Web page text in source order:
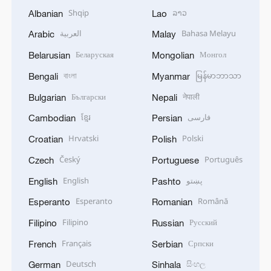
Albanian Shqip
Arabic العربية
Belarusian Беларуская
Bengali বাংলা
Bulgarian Български
Cambodian ខ្មែរ
Croatian Hrvatski
Czech Český
English English
Esperanto Esperanto
Filipino Filipino
French Français
German Deutsch
Lao ລາວ
Malay Bahasa Melayu
Mongolian Монгол
Myanmar မြန်မာဘာသာ
Nepali नेपाली
Persian فارسی
Polish Polski
Portuguese Português
Pashto پښتو
Romanian Română
Russian Русский
Serbian Српски
Sinhala සිංහල